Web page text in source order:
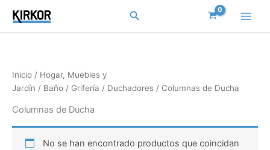
contenido
Buscar
Inicio / Hogar, Muebles y
Jardín / Baño / Grifería / Duchadores / Columnas de Ducha
Columnas de Ducha
No se han encontrado productos que coincidan